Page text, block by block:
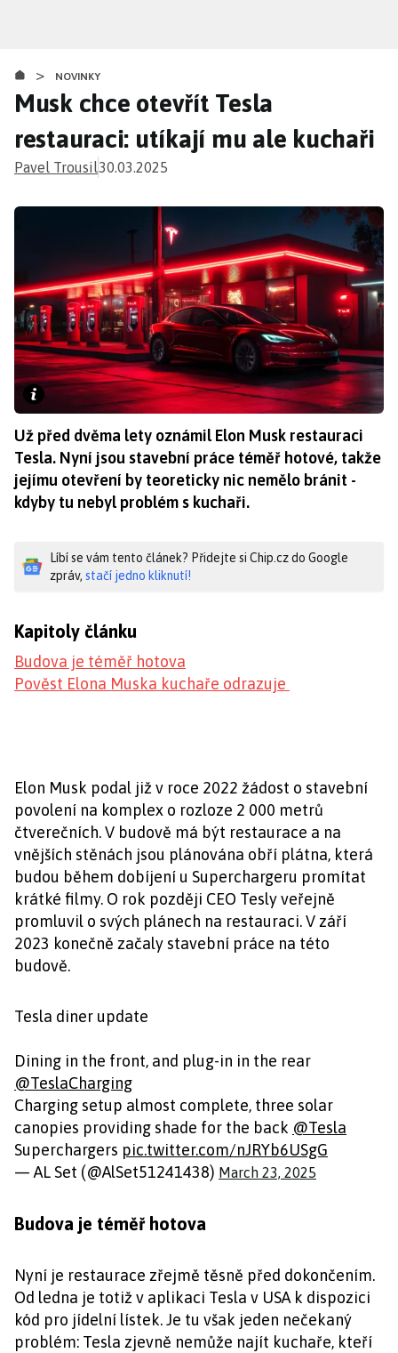
obsahu
> NOVINKY
Musk chce otevřít Tesla
restauraci: utíkají mu ale kuchaři
Pavel Trousil30.03.2025
Už před dvěma lety oznámil Elon Musk restauraci
Tesla. Nyní jsou stavební práce téměř hotové, takže
jejímu otevření by teoreticky nic nemělo bránit -
kdyby tu nebyl problém s kuchaři.
Líbí se vám tento článek? Přidejte si Chip.cz do Google
zpráv, stačí jedno kliknutí!
Kapitoly článku
Budova je téměř hotova
Pověst Elona Muska kuchaře odrazuje
Elon Musk podal již v roce 2022 žádost o stavební
povolení na komplex o rozloze 2 000 metrů
čtverečních. V budově má být restaurace a na
vnějších stěnách jsou plánována obří plátna, která
budou během dobíjení u Superchargeru promítat
krátké filmy. O rok později CEO Tesly veřejně
promluvil o svých plánech na restauraci. V září
2023 konečně začaly stavební práce na této
budově.
Tesla diner update
Dining in the front, and plug-in in the rear
@TeslaCharging
Charging setup almost complete, three solar
canopies providing shade for the back @Tesla
Superchargers pic.twitter.com/nJRYb6USgG
— AL Set (@AlSet51241438) March 23, 2025
Budova je téměř hotova
Nyní je restaurace zřejmě těsně před dokončením.
Od ledna je totiž v aplikaci Tesla v USA k dispozici
kód pro jídelní lístek. Je tu však jeden nečekaný
problém: Tesla zjevně nemůže najít kuchaře, kteří